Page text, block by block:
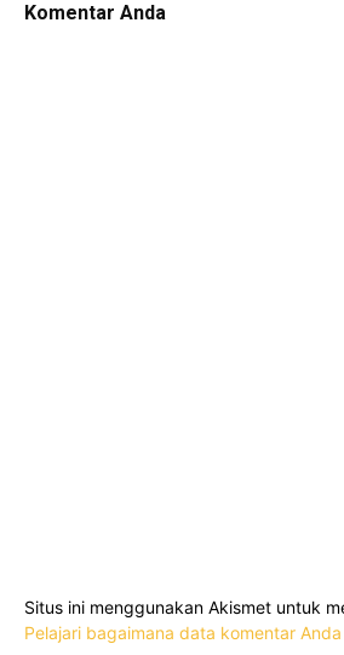
Komentar Anda
Situs ini menggunakan Akismet untuk
Pelajari bagaimana data komentar